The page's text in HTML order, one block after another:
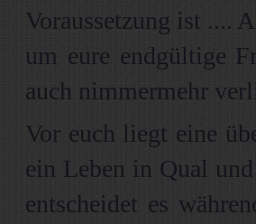
Voraussetzung ist ....
um eure endgültige
auch nimmermehr
Vor euch liegt eine
ein Leben in Qual
entscheidet es